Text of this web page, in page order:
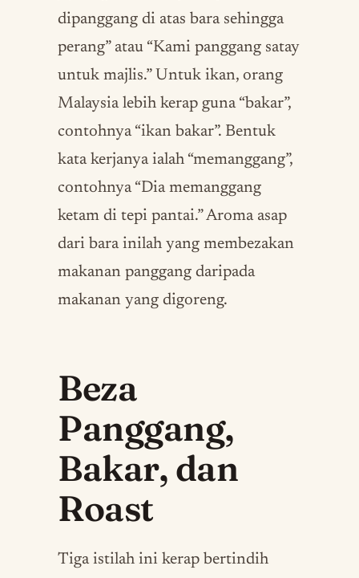
dipanggang di atas bara sehingga
perang” atau “Kami panggang satay
untuk majlis.” Untuk ikan, orang
Malaysia lebih kerap guna “bakar”,
contohnya “ikan bakar”. Bentuk
kata kerjanya ialah “memanggang”,
contohnya “Dia memanggang
ketam di tepi pantai.” Aroma asap
dari bara inilah yang membezakan
makanan panggang daripada
makanan yang digoreng.
Beza
Panggang,
Bakar, dan
Roast
Tiga istilah ini kerap bertindih